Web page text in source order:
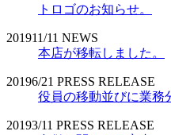
トロゴのお知らせ。
201911/11 NEWS
本店が移転しました。
20196/21 PRESS RELEASE
役員の移動並びに業務
20193/11 PRESS RELEASE